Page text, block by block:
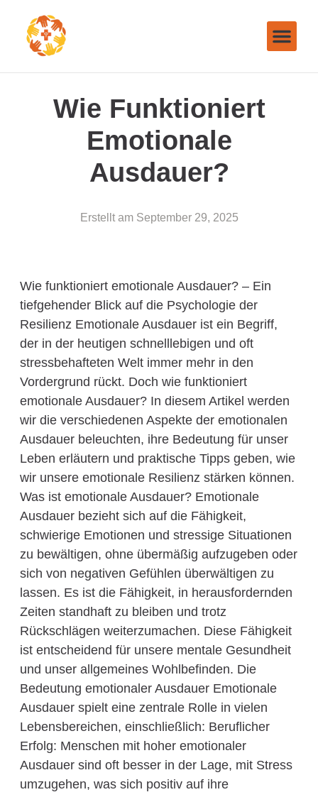
Wie Funktioniert
Emotionale
Ausdauer?
Erstellt am September 29, 2025
Wie funktioniert emotionale Ausdauer? – Ein
tiefgehender Blick auf die Psychologie der
Resilienz Emotionale Ausdauer ist ein Begriff,
der in der heutigen schnelllebigen und oft
stressbehafteten Welt immer mehr in den
Vordergrund rückt. Doch wie funktioniert
emotionale Ausdauer? In diesem Artikel werden
wir die verschiedenen Aspekte der emotionalen
Ausdauer beleuchten, ihre Bedeutung für unser
Leben erläutern und praktische Tipps geben, wie
wir unsere emotionale Resilienz stärken können.
Was ist emotionale Ausdauer? Emotionale
Ausdauer bezieht sich auf die Fähigkeit,
schwierige Emotionen und stressige Situationen
zu bewältigen, ohne übermäßig aufzugeben oder
sich von negativen Gefühlen überwältigen zu
lassen. Es ist die Fähigkeit, in herausfordernden
Zeiten standhaft zu bleiben und trotz
Rückschlägen weiterzumachen. Diese Fähigkeit
ist entscheidend für unsere mentale Gesundheit
und unser allgemeines Wohlbefinden. Die
Bedeutung emotionaler Ausdauer Emotionale
Ausdauer spielt eine zentrale Rolle in vielen
Lebensbereichen, einschließlich: Beruflicher
Erfolg: Menschen mit hoher emotionaler
Ausdauer sind oft besser in der Lage, mit Stress
umzugehen, was sich positiv auf ihre